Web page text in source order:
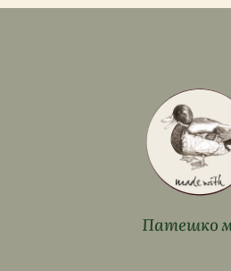
Патешко